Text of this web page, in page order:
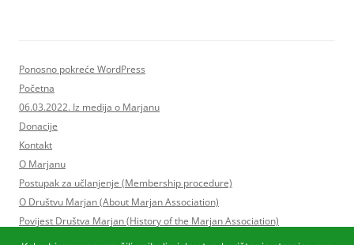
Ponosno pokreće WordPress
Početna
06.03.2022. Iz medija o Marjanu
Donacije
Kontakt
O Marjanu
Postupak za učlanjenje (Membership procedure)
O Društvu Marjan (About Marjan Association)
Povijest Društva Marjan (History of the Marjan Association)
Statut Društva Marjan i Program rada